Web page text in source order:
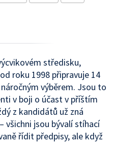
středisku,
roku 1998 připravuje 14
výběrem. Jsou to
v boji o účast v příštím
z kandidátů už zná
všichni jsou bývalí stíhací
řídit předpisy, ale když